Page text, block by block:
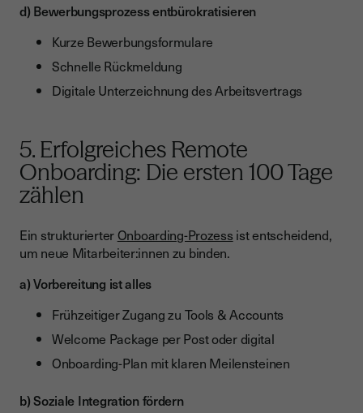
d) Bewerbungsprozess entbürokratisieren
Kurze Bewerbungsformulare
Schnelle Rückmeldung
Digitale Unterzeichnung des Arbeitsvertrags
5. Erfolgreiches Remote
Onboarding: Die ersten 100 Tage
zählen
Ein strukturierter Onboarding-Prozess ist entscheidend,
um neue Mitarbeiter:innen zu binden.
a) Vorbereitung ist alles
Frühzeitiger Zugang zu Tools & Accounts
Welcome Package per Post oder digital
Onboarding-Plan mit klaren Meilensteinen
b) Soziale Integration fördern